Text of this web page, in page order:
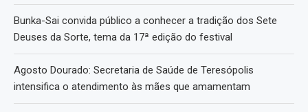
Bunka-Sai convida público a conhecer a tradição dos Sete
Deuses da Sorte, tema da 17ª edição do festival
Agosto Dourado: Secretaria de Saúde de Teresópolis
intensifica o atendimento às mães que amamentam